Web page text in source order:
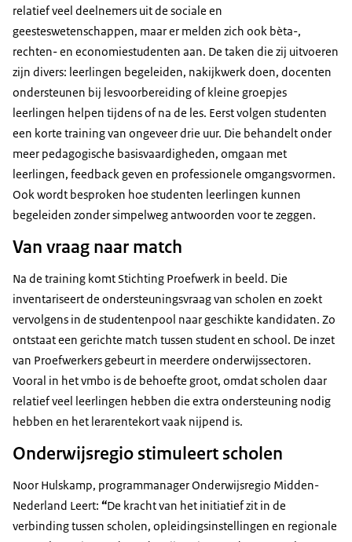
relatief veel deelnemers uit de sociale en
geesteswetenschappen, maar er melden zich ook bèta-,
rechten- en economiestudenten aan. De taken die zij uitvoeren
zijn divers: leerlingen begeleiden, nakijkwerk doen, docenten
ondersteunen bij lesvoorbereiding of kleine groepjes
leerlingen helpen tijdens of na de les. Eerst volgen studenten
een korte training van ongeveer drie uur. Die behandelt onder
meer pedagogische basisvaardigheden, omgaan met
leerlingen, feedback geven en professionele omgangsvormen.
Ook wordt besproken hoe studenten leerlingen kunnen
begeleiden zonder simpelweg antwoorden voor te zeggen.
Van vraag naar match
Na de training komt Stichting Proefwerk in beeld. Die
inventariseert de ondersteuningsvraag van scholen en zoekt
vervolgens in de studentenpool naar geschikte kandidaten. Zo
ontstaat een gerichte match tussen student en school. De inzet
van Proefwerkers gebeurt in meerdere onderwijssectoren.
Vooral in het vmbo is de behoefte groot, omdat scholen daar
relatief veel leerlingen hebben die extra ondersteuning nodig
hebben en het lerarentekort vaak nijpend is.
Onderwijsregio stimuleert scholen
Noor Hulskamp, programmanager Onderwijsregio Midden-
Nederland Leert: “De kracht van het initiatief zit in de
verbinding tussen scholen, opleidingsinstellingen en regionale